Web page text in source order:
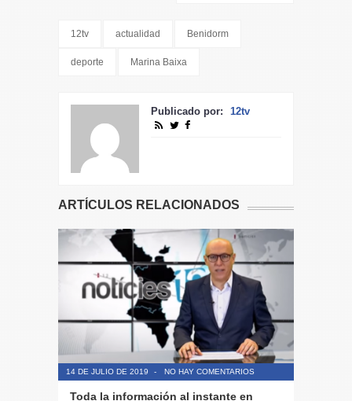
12tv actualidad Benidorm
deporte Marina Baixa
Publicado por: 12tv
ARTÍCULOS RELACIONADOS
14 DE JULIO DE 2019 - NO HAY COMENTARIOS
Toda la información al instante en